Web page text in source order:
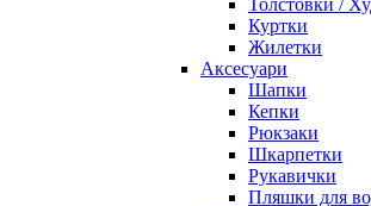
Куртки
Жилетки
Аксесуари
Шапки
Кепки
Рюкзаки
Шкарпетки
Рукавички
Пляшки для